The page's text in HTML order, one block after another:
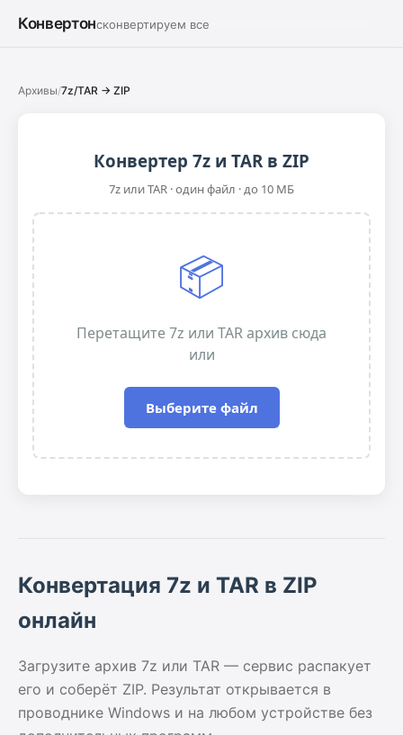
Конвертонсконвертируем все
Архивы/7z/TAR → ZIP
Конвертер 7z и TAR в ZIP
7z или TAR · один файл · до 10 МБ
📦
Перетащите 7z или TAR архив сюда
или
Выберите файл
Конвертация 7z и TAR в ZIP
онлайн
Загрузите архив 7z или TAR — сервис распакует
его и соберёт ZIP. Результат открывается в
проводнике Windows и на любом устройстве без